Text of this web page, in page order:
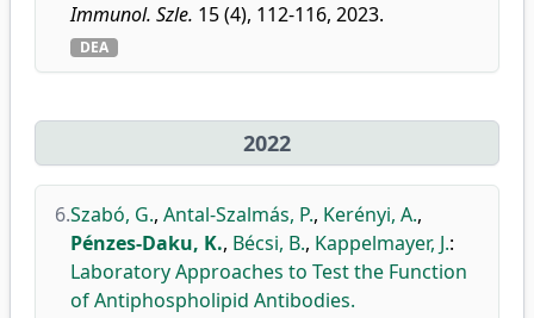
Immunol. Szle. 15 (4), 112-116, 2023.
DEA
2022
6.Szabó, G., Antal-Szalmás, P., Kerényi, A.,
Pénzes-Daku, K., Bécsi, B., Kappelmayer, J.:
Laboratory Approaches to Test the Function
of Antiphospholipid Antibodies.